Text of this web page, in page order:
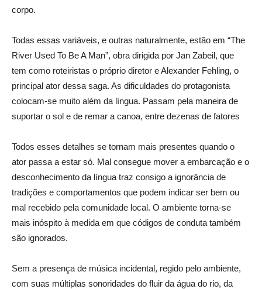
corpo.
Todas essas variáveis, e outras naturalmente, estão em “The
River Used To Be A Man”, obra dirigida por Jan Zabeil, que
tem como roteiristas o próprio diretor e Alexander Fehling, o
principal ator dessa saga. As dificuldades do protagonista
colocam-se muito além da língua. Passam pela maneira de
suportar o sol e de remar a canoa, entre dezenas de fatores
Todos esses detalhes se tornam mais presentes quando o
ator passa a estar só. Mal consegue mover a embarcação e o
desconhecimento da língua traz consigo a ignorância de
tradições e comportamentos que podem indicar ser bem ou
mal recebido pela comunidade local. O ambiente torna-se
mais inóspito à medida em que códigos de conduta também
são ignorados.
Sem a presença de música incidental, regido pelo ambiente,
com suas múltiplas sonoridades do fluir da água do rio, da